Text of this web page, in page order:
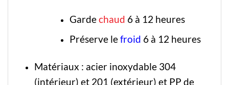
Gardechaud 6 à 12 heures
Préserve lefroid 6 à 12 heures
Matériaux : acier inoxydable 304
(intérieur) et 201 (extérieur) et PP de